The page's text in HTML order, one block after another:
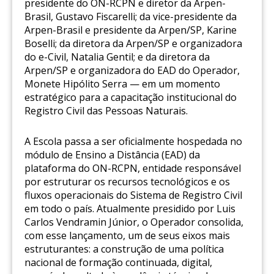
presidente do ON-RCPN e diretor da Arpen-
Brasil, Gustavo Fiscarelli; da vice-presidente da
Arpen-Brasil e presidente da Arpen/SP, Karine
Boselli; da diretora da Arpen/SP e organizadora
do e-Civil, Natalia Gentil; e da diretora da
Arpen/SP e organizadora do EAD do Operador,
Monete Hipólito Serra — em um momento
estratégico para a capacitação institucional do
Registro Civil das Pessoas Naturais.
A Escola passa a ser oficialmente hospedada no
módulo de Ensino a Distância (EAD) da
plataforma do ON-RCPN, entidade responsável
por estruturar os recursos tecnológicos e os
fluxos operacionais do Sistema de Registro Civil
em todo o país. Atualmente presidido por Luis
Carlos Vendramin Júnior, o Operador consolida,
com esse lançamento, um de seus eixos mais
estruturantes: a construção de uma política
nacional de formação continuada, digital,